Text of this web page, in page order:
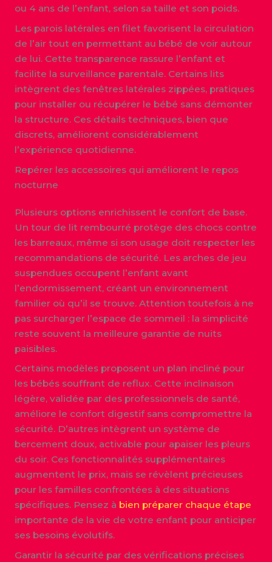
ou 4 ans de l’enfant, selon sa taille et son poids.
Les parois latérales en filet favorisent la circulation
de l’air tout en permettant au bébé de voir autour
de lui. Cette transparence rassure l’enfant et
facilite la surveillance parentale. Certains lits
intègrent des fenêtres latérales zippées, pratiques
pour installer ou récupérer le bébé sans démonter
la structure. Ces détails techniques, bien que
discrets, améliorent considérablement
l’expérience quotidienne.
Repérer les accessoires qui améliorent le repos
nocturne
Plusieurs options enrichissent le confort de base.
Un tour de lit rembourré protège des chocs contre
les barreaux, même si son usage doit respecter les
recommandations de sécurité. Les arches de jeu
suspendues occupent l’enfant avant
l’endormissement, créant un environnement
familier où qu’il se trouve. Attention toutefois à ne
pas surcharger l’espace de sommeil : la simplicité
reste souvent la meilleure garantie de nuits
paisibles.
Certains modèles proposent un plan incliné pour
les bébés souffrant de reflux. Cette inclinaison
légère, validée par des professionnels de santé,
améliore le confort digestif sans compromettre la
sécurité. D’autres intègrent un système de
bercement doux, activable pour apaiser les pleurs
du soir. Ces fonctionnalités supplémentaires
augmentent le prix, mais se révèlent précieuses
pour les familles confrontées à des situations
spécifiques. Pensez à bien préparer chaque étape
importante de la vie de votre enfant pour anticiper
ses besoins évolutifs.
Garantir la sécurité par des vérifications précises